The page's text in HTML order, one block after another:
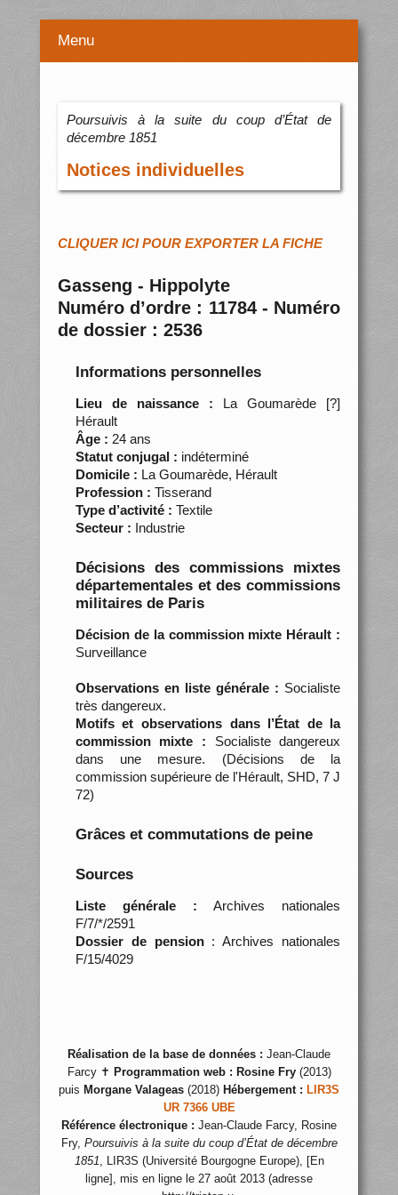
Menu
Poursuivis à la suite du coup d’État de
décembre 1851
Notices individuelles
CLIQUER ICI POUR EXPORTER LA FICHE
Gasseng - Hippolyte
Numéro d’ordre : 11784 - Numéro
de dossier : 2536
Informations personnelles
Lieu de naissance : La Goumarède [?]
Hérault
Âge : 24 ans
Statut conjugal : indéterminé
Domicile : La Goumarède, Hérault
Profession : Tisserand
Type d’activité : Textile
Secteur : Industrie
Décisions des commissions mixtes
départementales et des commissions
militaires de Paris
Décision de la commission mixte Hérault :
Surveillance
Observations en liste générale : Socialiste
très dangereux.
Motifs et observations dans l’État de la
commission mixte : Socialiste dangereux
dans une mesure. (Décisions de la
commission supérieure de l'Hérault, SHD, 7 J
72)
Grâces et commutations de peine
Sources
Liste générale : Archives nationales
F/7/*/2591
Dossier de pension: Archives nationales
F/15/4029
Réalisation de la base de données : Jean-Claude
Farcy ✝ Programmation web : Rosine Fry(2013)
puis Morgane Valageas (2018) Hébergement : LIR3S
UR 7366 UBE
Référence électronique : Jean-Claude Farcy, Rosine
Fry, Poursuivis à la suite du coup d’État de décembre
1851, LIR3S (Université Bourgogne Europe), [En
ligne], mis en ligne le 27 août 2013 (adresse